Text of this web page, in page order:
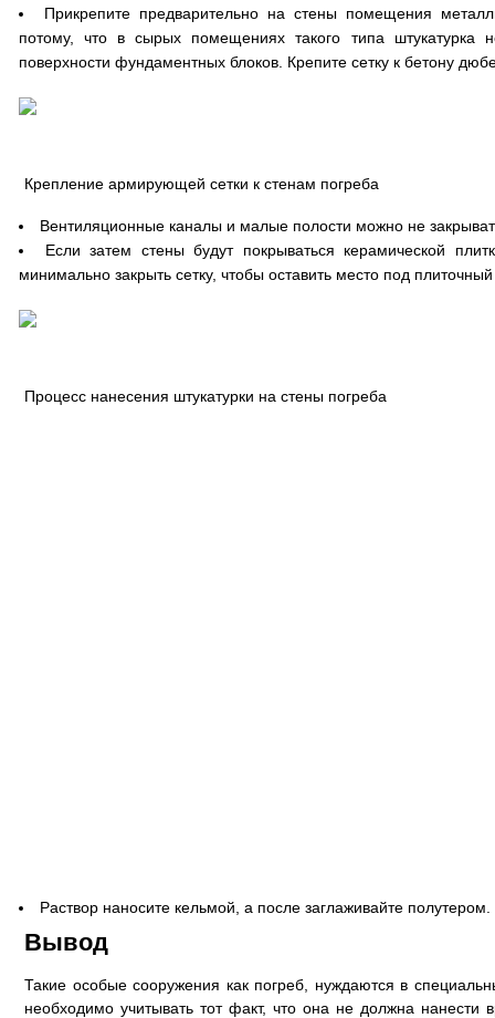
Прикрепите предварительно на стены помещения
потому, что в сырых помещениях такого типа штукатурка
поверхности фундаментных блоков. Крепите сетку к бетону
Крепление армирующей сетки к стенам погреба
Вентиляционные каналы и малые полости можно не
Если затем стены будут покрываться керамической
минимально закрыть сетку, чтобы оставить место под
Процесс нанесения штукатурки на стены погреба
Раствор наносите кельмой, а после заглаживайте полутером.
Вывод
Такие особые сооружения как погреб, нуждаются в
необходимо учитывать тот факт, что она не должна